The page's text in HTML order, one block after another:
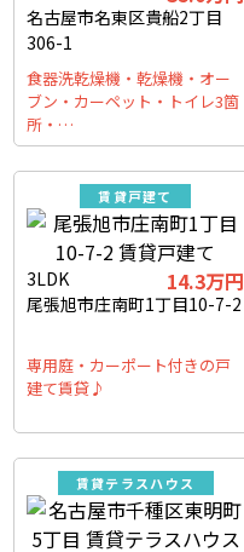
名古屋市名東区貴船2丁目
306-1
食器洗乾燥機・乾燥機・オー
ブン・カーペット・トイレ3箇
所・…
賃貸戸建て
3LDK 14.3万円
尾張旭市庄南町1丁目10-7-2
専用庭・カーポート付きの戸
建て賃貸♪
賃貸テラスハウス